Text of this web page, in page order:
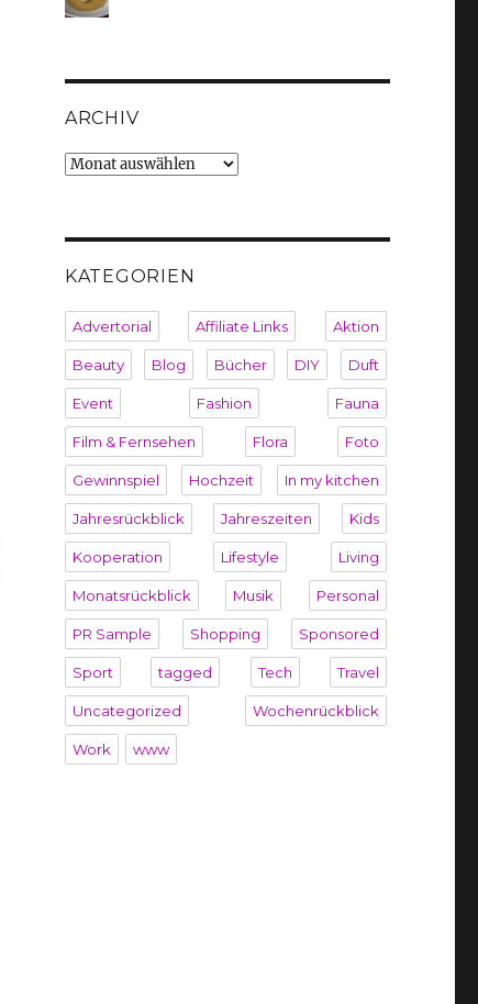
ARCHIV
Archiv
KATEGORIEN
Advertorial Affiliate Links Aktion
Beauty Blog Bücher DIY Duft
Event Fashion Fauna
Film & Fernsehen Flora Foto
Gewinnspiel Hochzeit In my kitchen
Jahresrückblick Jahreszeiten Kids
Kooperation Lifestyle Living
Monatsrückblick Musik Personal
PR Sample Shopping Sponsored
Sport tagged Tech Travel
Uncategorized Wochenrückblick
Work www